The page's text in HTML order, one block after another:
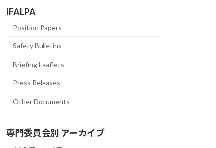
IFALPA
Position Papers
Safety Bulletins
Briefing Leaflets
Press Releases
Other Documents
専門委員会別 アーカイブ